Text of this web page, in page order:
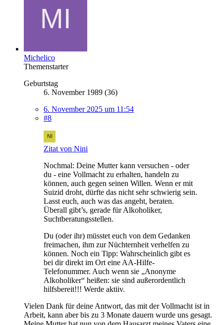
Michelico
Themenstarter
Geburtstag
6. November 1989 (36)
6. November 2025 um 11:54
#8
Zitat von Nini
Nochmal: Deine Mutter kann versuchen - oder
du - eine Vollmacht zu erhalten, handeln zu
können, auch gegen seinen Willen. Wenn er mit
Suizid droht, dürfte das nicht sehr schwierig sein.
Lasst euch, auch was das angeht, beraten.
Überall gibt’s, gerade für Alkoholiker,
Suchtberatungsstellen.
Du (oder ihr) müsstet euch von dem Gedanken
freimachen, ihm zur Nüchternheit verhelfen zu
können. Noch ein Tipp: Wahrscheinlich gibt es
bei dir direkt im Ort eine AA-Hilfe-
Telefonummer. Auch wenn sie „Anonyme
Alkoholiker“ heißen: sie sind außerordentlich
hilfsbereit!!! Werde aktiiv.
Vielen Dank für deine Antwort, das mit der Vollmacht ist in
Arbeit, kann aber bis zu 3 Monate dauern wurde uns gesagt.